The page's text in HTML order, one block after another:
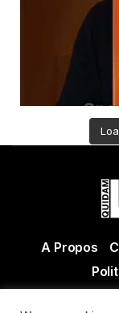
A Propos